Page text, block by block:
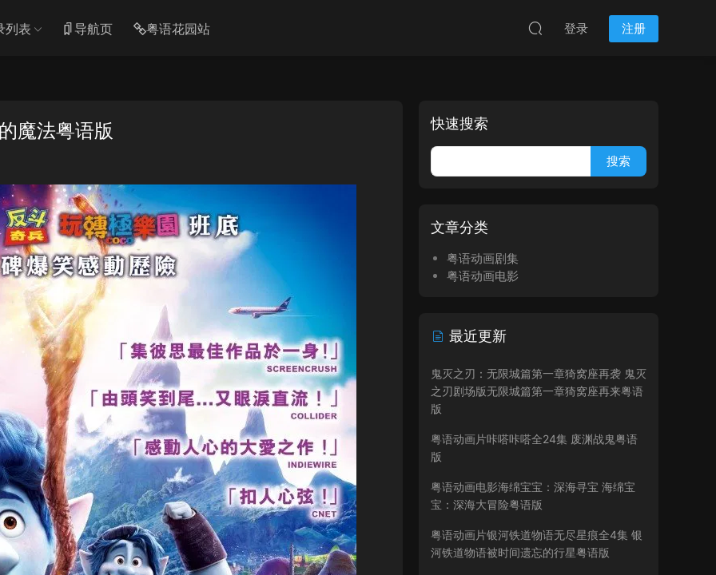
列表 导航页 粤语花园站 登录 注册
魔法粤语版 快速搜索
文章分类
粤语动画剧集
粤语动画电影
最近更新
鬼灭之刃：无限城篇第一章猗窝座再袭 鬼灭
之刃剧场版无限城篇第一章猗窝座再来粤语
版
粤语动画片咔嗒咔嗒全24集 废渊战鬼粤语
版
粤语动画电影海绵宝宝：深海寻宝 海绵宝
宝：深海大冒险粤语版
粤语动画片银河铁道物语无尽星痕全4集 银
河铁道物语被时间遗忘的行星粤语版